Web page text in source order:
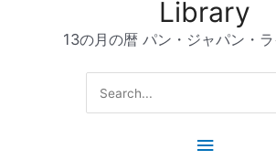
Library
13の月の暦 パン・ジャパン・
メ
for: